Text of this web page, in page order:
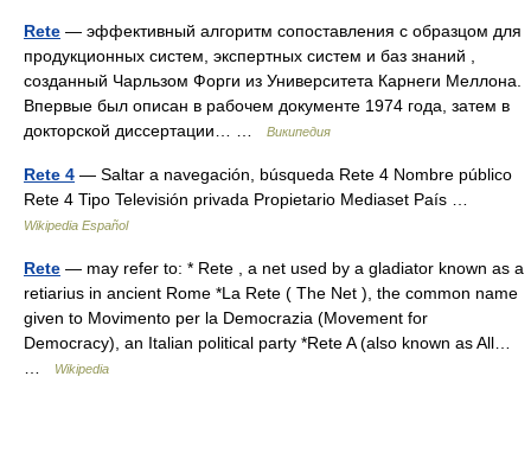
Rete — эффективный алгоритм сопоставления с образцом для
продукционных систем, экспертных систем и баз знаний ,
созданный Чарльзом Форги из Университета Карнеги Меллона.
Впервые был описан в рабочем документе 1974 года, затем в
докторской диссертации… …
Википедия
Rete 4 — Saltar a navegación, búsqueda Rete 4 Nombre público
Rete 4 Tipo Televisión privada Propietario Mediaset País …
Wikipedia Español
Rete — may refer to: * Rete , a net used by a gladiator known as a
retiarius in ancient Rome *La Rete ( The Net ), the common name
given to Movimento per la Democrazia (Movement for
Democracy), an Italian political party *Rete A (also known as All…
Wikipedia